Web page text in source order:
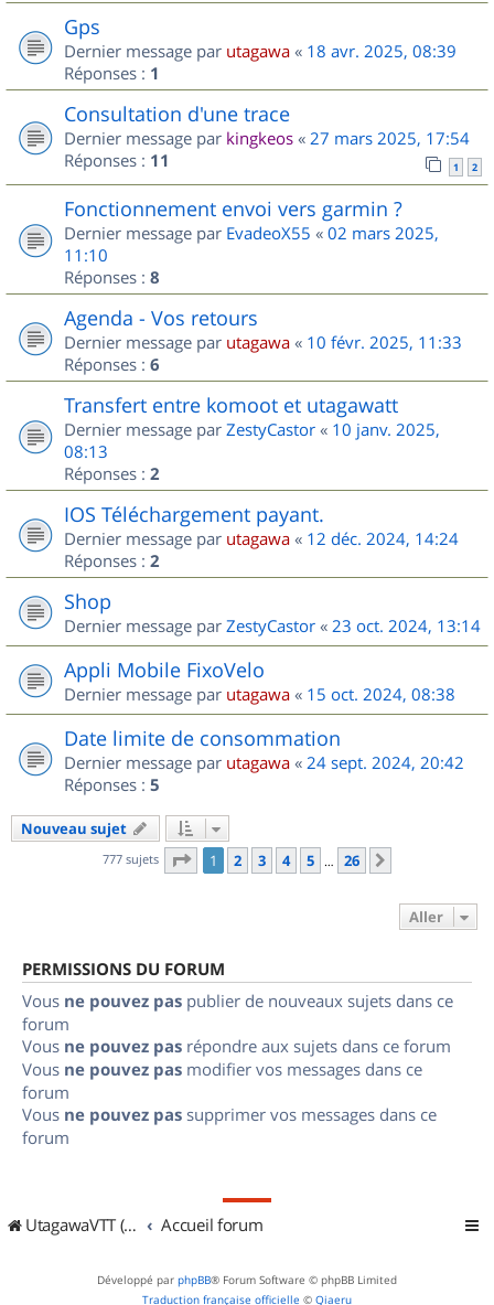
Gps
Dernier message par utagawa « 18 avr. 2025, 08:39
Réponses : 1
Consultation d'une trace
Dernier message par kingkeos « 27 mars 2025, 17:54
Réponses : 11 1 2
Fonctionnement envoi vers garmin ?
Dernier message par EvadeoX55 « 02 mars 2025,
11:10
Réponses : 8
Agenda - Vos retours
Dernier message par utagawa « 10 févr. 2025, 11:33
Réponses : 6
Transfert entre komoot et utagawatt
Dernier message par ZestyCastor « 10 janv. 2025,
08:13
Réponses : 2
IOS Téléchargement payant.
Dernier message par utagawa « 12 déc. 2024, 14:24
Réponses : 2
Shop
Dernier message par ZestyCastor « 23 oct. 2024, 13:14
Appli Mobile FixoVelo
Dernier message par utagawa « 15 oct. 2024, 08:38
Date limite de consommation
Dernier message par utagawa « 24 sept. 2024, 20:42
Réponses : 5
Nouveau sujet
777 sujets Page 1sur
1 2 3 4 5 … 26
Aller
PERMISSIONS DU FORUM
Vous ne pouvez pas publier de nouveaux sujets dans ce
forum
Vous ne pouvez pas répondre aux sujets dans ce forum
Vous ne pouvez pas modifier vos messages dans ce
forum
Vous ne pouvez pas supprimer vos messages dans ce
forum
UtagawaVTT (Randos VTT et VTTAE avec traces GPS) Accueil forum
Développé par phpBB® Forum Software © phpBB Limited
Traduction française officielle © Qiaeru